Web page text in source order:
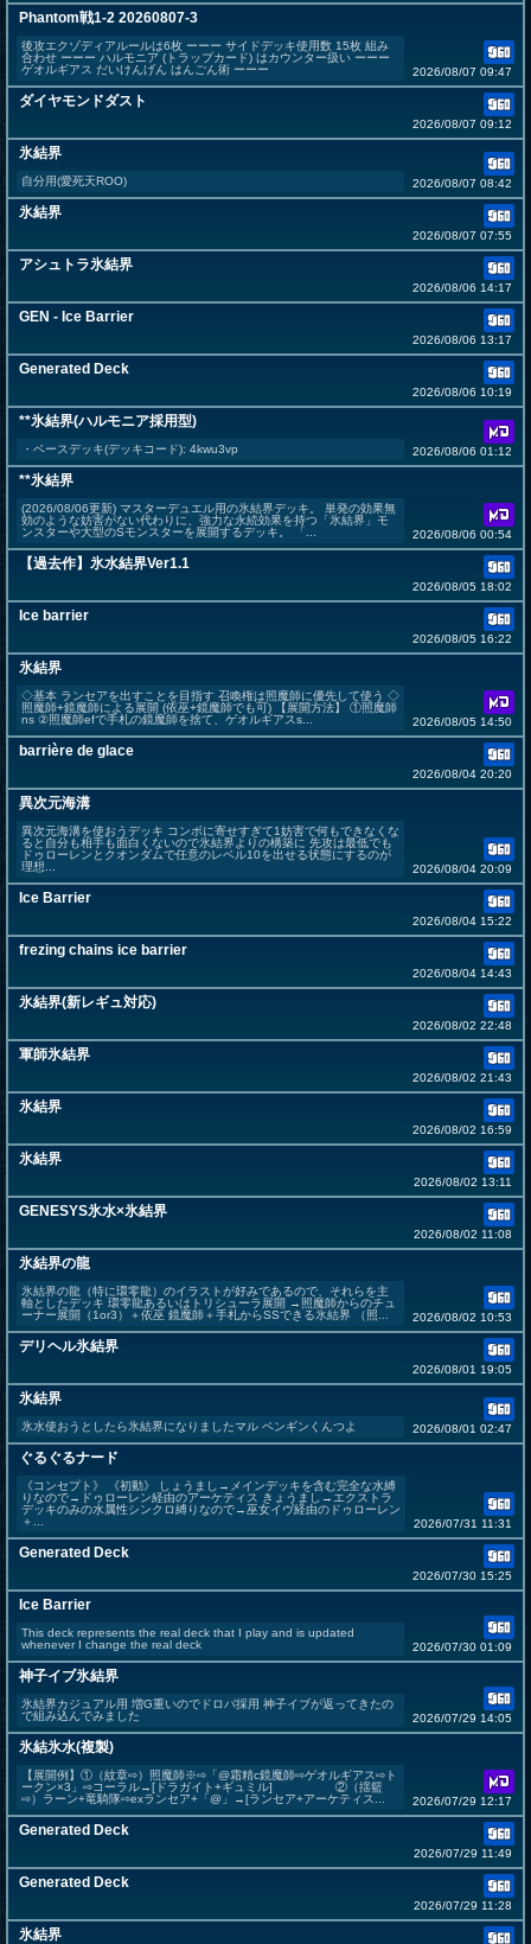
Phantom戦1-2 20260807-3
後攻エクゾディアルールは6枚 ーーー サイドデッキ使用数 15枚 組み
合わせ ーーー ハルモニア (トラップカード) はカウンター扱い ーーー
ゲオルギアス だいけんげん はんごん術 ーーー
2026/08/07 09:47
ダイヤモンドダスト
2026/08/07 09:12
氷結界
自分用(愛死天ROO) 2026/08/07 08:42
氷結界
2026/08/07 07:55
アシュトラ氷結界
2026/08/06 14:17
GEN - Ice Barrier
2026/08/06 13:17
Generated Deck
2026/08/06 10:19
**氷結界(ハルモニア採用型)
・ベースデッキ(デッキコード): 4kwu3vp 2026/08/06 01:12
**氷結界
(2026/08/06更新) マスターデュエル用の氷結界デッキ。 単発の効果無
効のような妨害がない代わりに、強力な永続効果を持つ「氷結界」モ
ンスターや大型のSモンスターを展開するデッキ。 「...
2026/08/06 00:54
【過去作】氷水結界Ver1.1
2026/08/05 18:02
Ice barrier
2026/08/05 16:22
氷結界
◇基本 ランセアを出すことを目指す 召喚権は照魔師に優先して使う ◇
照魔師+鏡魔師による展開 (依巫+鏡魔師でも可) 【展開方法】 ①照魔師
ns ②照魔師efで手札の鏡魔師を捨て、ゲオルギアスs...
2026/08/05 14:50
barrière de glace
2026/08/04 20:20
異次元海溝
異次元海溝を使おうデッキ コンボに寄せすぎて1妨害で何もできなくな
ると自分も相手も面白くないので氷結界よりの構築に 先攻は最低でも
ドゥローレンとクオンダムで任意のレベル10を出せる状態にするのが
理想...
2026/08/04 20:09
Ice Barrier
2026/08/04 15:22
frezing chains ice barrier
2026/08/04 14:43
氷結界(新レギュ対応)
2026/08/02 22:48
軍師氷結界
2026/08/02 21:43
氷結界
2026/08/02 16:59
氷結界
2026/08/02 13:11
GENESYS氷水×氷結界
2026/08/02 11:08
氷結界の龍
氷結界の龍（特に環零龍）のイラストが好みであるので、それらを主
軸としたデッキ 環零龍あるいはトリシューラ展開 →照魔師からのチュ
ーナー展開（1or3）＋依巫 鏡魔師＋手札からSSできる氷結界 （照...
2026/08/02 10:53
デリヘル氷結界
2026/08/01 19:05
氷結界
氷水使おうとしたら氷結界になりましたマル ペンギンくんつよ 2026/08/01 02:47
ぐるぐるナード
《コンセプト》 《初動》 しょうまし→メインデッキを含む完全な水縛
りなので→ドゥローレン経由のアーケティス きょうまし→エクストラ
デッキのみの水属性シンクロ縛りなので→巫女イヴ経由のドゥローレン
＋...
2026/07/31 11:31
Generated Deck
2026/07/30 15:25
Ice Barrier
This deck represents the real deck that I play and is updated
whenever I change the real deck
2026/07/30 01:09
神子イブ氷結界
氷結界カジュアル用 増G重いのでドロバ採用 神子イブが返ってきたの
で組み込んでみました
2026/07/29 14:05
氷結氷水(複製)
【展開例】①（紋章⇨）照魔師※⇨「@霜精c鏡魔師⇨ゲオルギアス⇨ト
ークン×3」⇨コーラル→[ドラガイト+ギュミル] ②（揺籃
⇨）ラーン+竜騎隊⇨exランセア+「@」→[ランセア+アーケティス...
2026/07/29 12:17
Generated Deck
2026/07/29 11:49
Generated Deck
2026/07/29 11:28
氷結界